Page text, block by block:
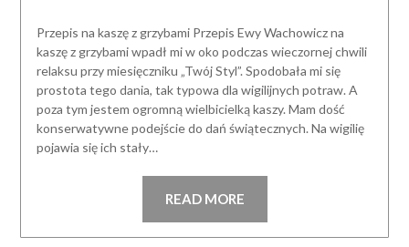
Przepis na kaszę z grzybami Przepis Ewy Wachowicz na
kaszę z grzybami wpadł mi w oko podczas wieczornej chwili
relaksu przy miesięczniku „Twój Styl”. Spodobała mi się
prostota tego dania, tak typowa dla wigilijnych potraw. A
poza tym jestem ogromną wielbicielką kaszy. Mam dość
konserwatywne podejście do dań świątecznych. Na wigilię
pojawia się ich stały…
READ MORE